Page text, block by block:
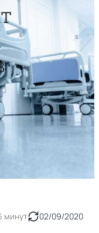
минут 02/09/2020